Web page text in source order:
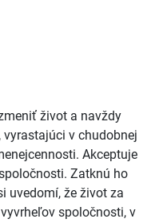
život a navždy
v chudobnej
Akceptuje
Zatknú ho
uvedomí, že život za
spoločnosti, v